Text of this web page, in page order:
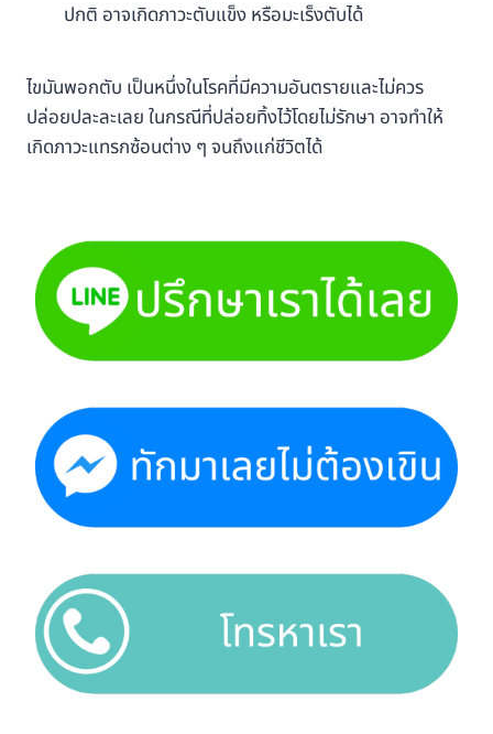
ปกติ อาจเกิดภาวะตับแข็ง หรือมะเร็งตับได้
ไขมันพอกตับ เป็นหนึ่งในโรคที่มีความอันตรายและไม่ควร
ปล่อยปละละเลย ในกรณีที่ปล่อยทิ้งไว้โดยไม่รักษา อาจทำให้
เกิดภาวะแทรกซ้อนต่าง ๆ จนถึงแก่ชีวิตได้